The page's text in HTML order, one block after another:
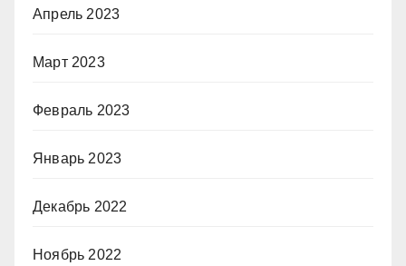
Апрель 2023
Март 2023
Февраль 2023
Январь 2023
Декабрь 2022
Ноябрь 2022